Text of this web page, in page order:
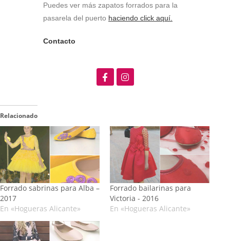
Puedes ver más zapatos forrados para la
pasarela del puerto haciendo click aquí.
Contacto
Relacionado
Forrado sabrinas para Alba –
2017
En «Hogueras Alicante»
Forrado bailarinas para
Victoria - 2016
En «Hogueras Alicante»